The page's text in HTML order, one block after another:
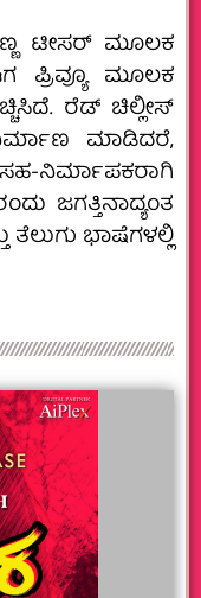
ಟೀಸರ್ ಮೂಲಕ
ಮೂಲಕ
ಹೆಚ್ಚಿಸಿದೆ. ರೆಡ್ ಚಿಲ್ಲೀಸ್
ಮಾಡಿದರೆ,
ಜಗತ್ತಿನಾದ್ಯಂತ
ತೆಲುಗು ಭಾಷೆಗಳಲ್ಲಿ